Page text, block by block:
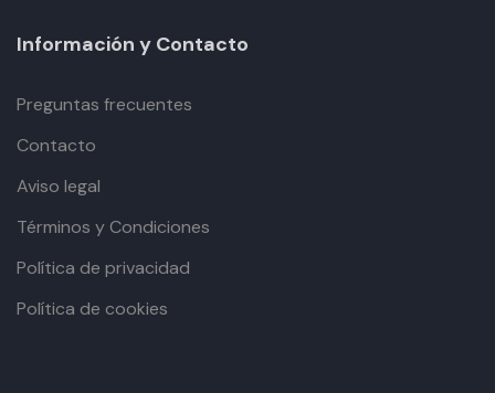
Información y Contacto
Preguntas frecuentes
Contacto
Aviso legal
Términos y Condiciones
Política de privacidad
Política de cookies